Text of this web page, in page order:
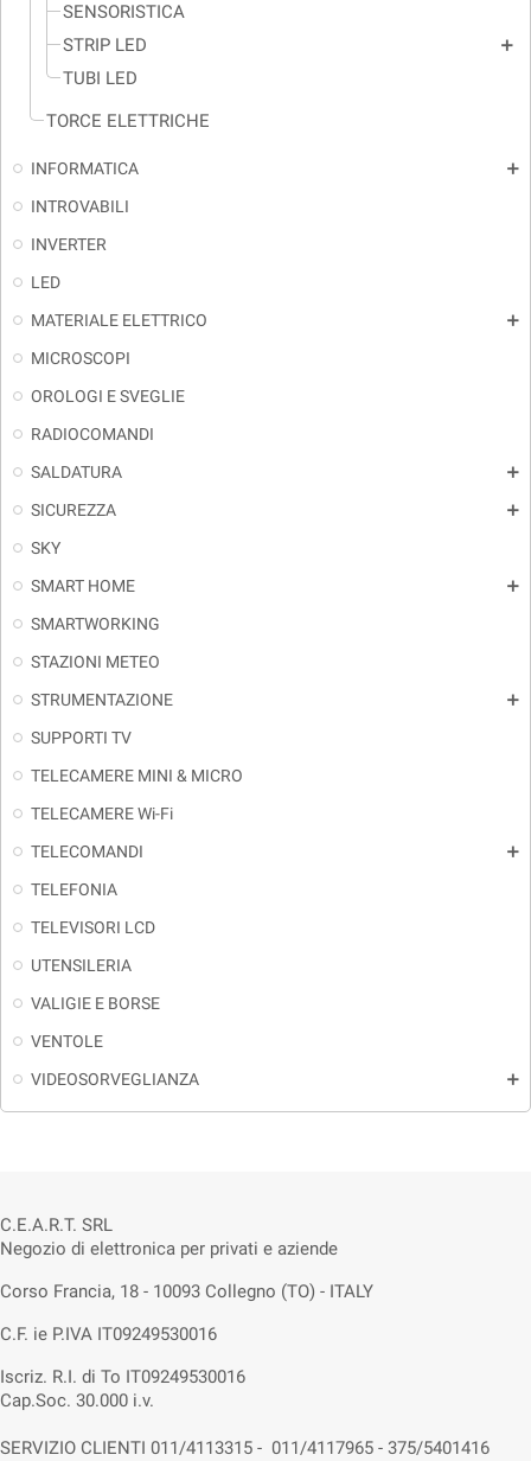
SENSORISTICA
STRIP LED
add
TUBI LED
TORCE ELETTRICHE
INFORMATICA add
INTROVABILI
INVERTER
LED
MATERIALE ELETTRICO
add
MICROSCOPI
OROLOGI E SVEGLIE
RADIOCOMANDI
SALDATURA
add
SICUREZZA add
SKY
SMART HOME
add
SMARTWORKING
STAZIONI METEO
STRUMENTAZIONE
add
SUPPORTI TV
TELECAMERE MINI & MICRO
TELECAMERE Wi-Fi
TELECOMANDI
add
TELEFONIA
TELEVISORI LCD
UTENSILERIA
VALIGIE E BORSE
VENTOLE
VIDEOSORVEGLIANZA
add
C.E.A.R.T. SRL
Negozio di elettronica per privati e aziende
Corso Francia, 18 - 10093 Collegno (TO) - ITALY
C.F. ie P.IVA IT09249530016
Iscriz. R.I. di To IT09249530016
Cap.Soc. 30.000 i.v.
SERVIZIO CLIENTI 011/4113315 - 011/4117965 - 375/5401416